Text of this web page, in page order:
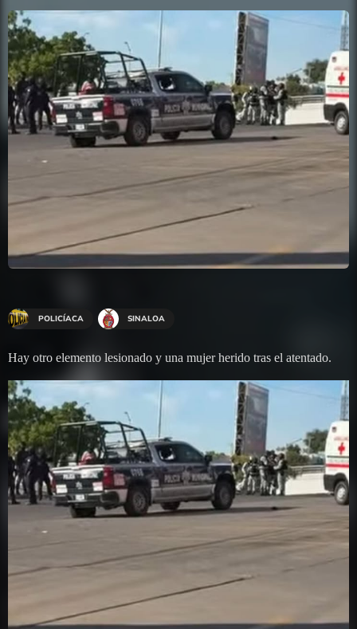
POLICÍACA SINALOA
Hay otro elemento lesionado y una mujer herido tras el atentado.